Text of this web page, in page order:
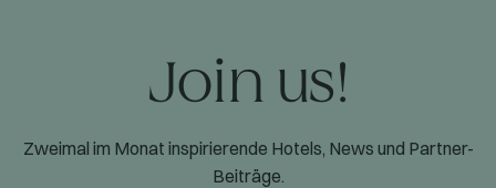
Join us!
Zweimal im Monat inspirierende Hotels, News und Partner-
Beiträge.